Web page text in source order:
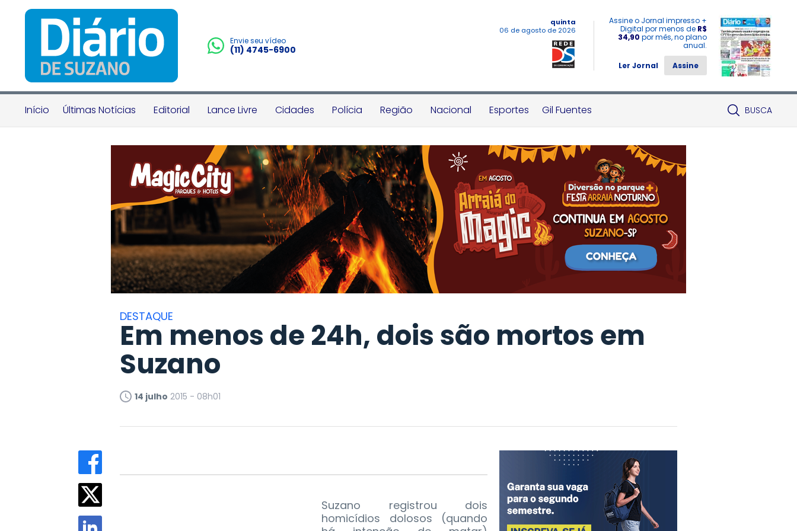
Envie seu vídeo
(11) 4745-6900
quinta
06 de agosto de 2026
Assine o Jornal impresso +
Digital por menos de R$
34,90 por mês, no plano
anual.
Ler Jornal
Assine
Início Últimas Notícias Editorial Lance Livre Cidades Polícia Região Nacional Esportes Gil Fuentes BUSCA
DESTAQUE
Em menos de 24h, dois são mortos em
Suzano
14 julho 2015 - 08h01
Suzano registrou dois
homicídios dolosos (quando